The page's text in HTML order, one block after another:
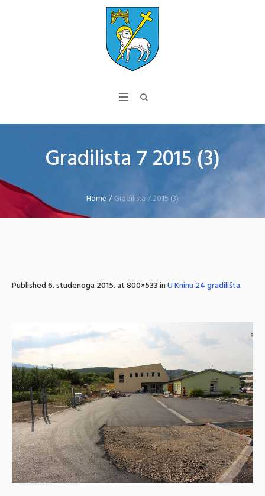
Gradilista 7 2015 (3)
Home /Gradilista 7 2015 (3)
Published6. studenoga 2015.at 800×533 inU Kninu 24 gradilišta.